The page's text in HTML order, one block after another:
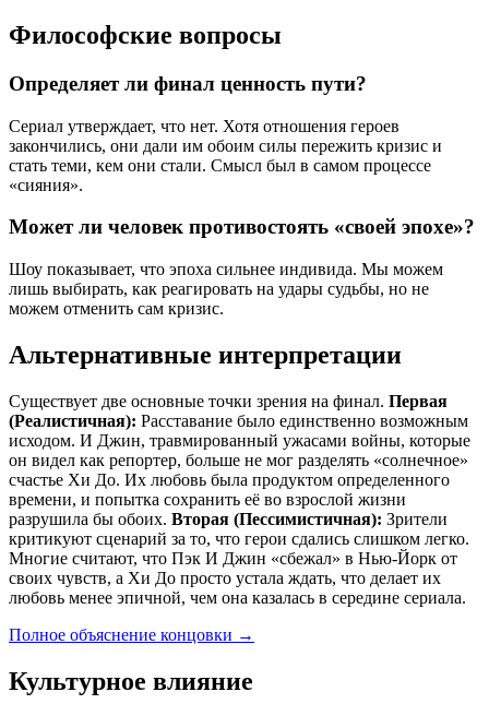
Философские вопросы
Определяет ли финал ценность пути?
Сериал утверждает, что нет. Хотя отношения героев
закончились, они дали им обоим силы пережить кризис и
стать теми, кем они стали. Смысл был в самом процессе
«сияния».
Может ли человек противостоять «своей эпохе»?
Шоу показывает, что эпоха сильнее индивида. Мы можем
лишь выбирать, как реагировать на удары судьбы, но не
можем отменить сам кризис.
Альтернативные интерпретации
Существует две основные точки зрения на финал. Первая
(Реалистичная): Расставание было единственно возможным
исходом. И Джин, травмированный ужасами войны, которые
он видел как репортер, больше не мог разделять «солнечное»
счастье Хи До. Их любовь была продуктом определенного
времени, и попытка сохранить её во взрослой жизни
разрушила бы обоих. Вторая (Пессимистичная): Зрители
критикуют сценарий за то, что герои сдались слишком легко.
Многие считают, что Пэк И Джин «сбежал» в Нью-Йорк от
своих чувств, а Хи До просто устала ждать, что делает их
любовь менее эпичной, чем она казалась в середине сериала.
Полное объяснение концовки →
Культурное влияние